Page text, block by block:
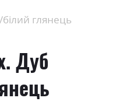
глянець
Дуб